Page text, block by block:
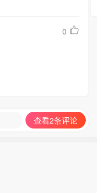
0
查看2条评论